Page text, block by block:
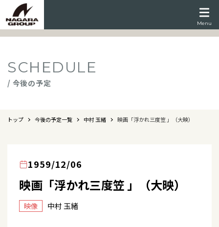
Menu
SCHEDULE
/ 今後の予定
トップ 今後の予定一覧 中村 玉緒 映画「浮かれ三度笠 」（大映）
1959/12/06
映画「浮かれ三度笠 」（大映）
映像 中村 玉緒